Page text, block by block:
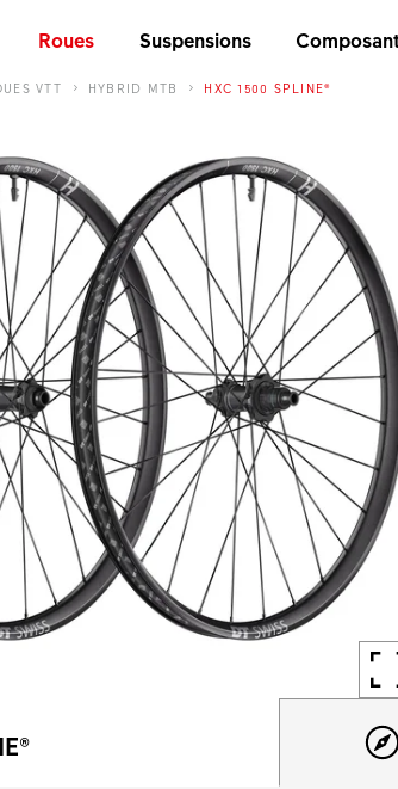
Roues Suspensions
VTT HYBRID MTB HXC 1500 SPLINE®